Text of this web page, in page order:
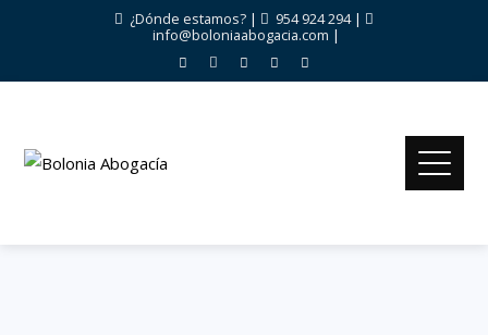
¿Dónde estamos? | 954 924 294|
info@boloniaabogacia.com |